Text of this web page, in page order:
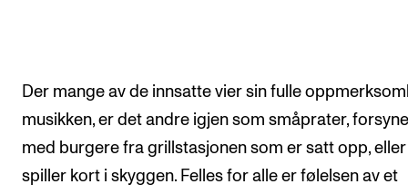
Der mange av de innsatte vier sin fulle
musikken, er det andre igjen som småprater,
med burgere fra grillstasjonen som er satt opp, eller
spiller kort i skyggen. Felles for alle er følelsen av et